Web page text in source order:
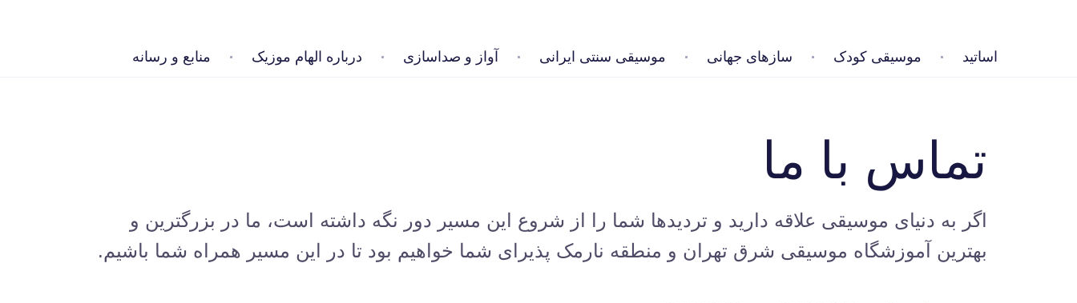
اساتید موسیقی کودک سازهای جهانی موسیقی سنتی ایرانی آواز و صداسازی درباره الهام موزیک منابع و رسانه
تماس با ما
اگر به دنیای موسیقی علاقه دارید و تردیدها شما را از شروع این مسیر دور نگه داشته است، ما در بزرگترین و
بهترین آموزشگاه موسیقی شرق تهران و منطقه نارمک پذیرای شما خواهیم بود تا در این مسیر همراه شما باشیم.